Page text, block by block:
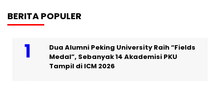
BERITA POPULER
Dua Alumni Peking University Raih “Fields
Medal”, Sebanyak 14 Akademisi PKU
Tampil di ICM 2026